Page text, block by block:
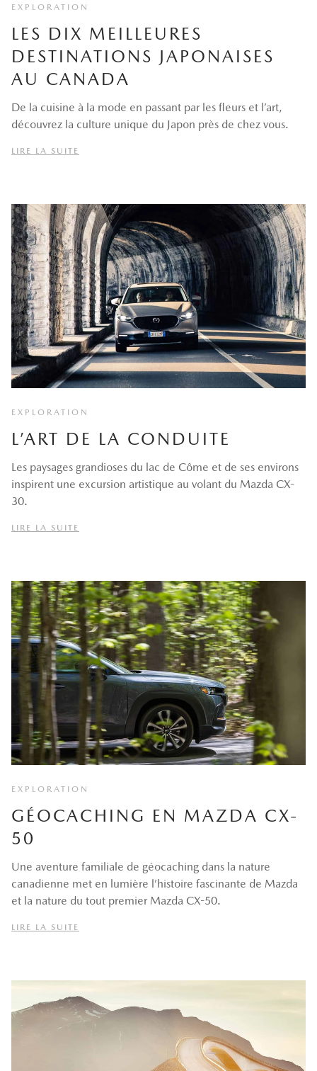
EXPLORATION
LES DIX MEILLEURES
DESTINATIONS JAPONAISES
AU CANADA
De la cuisine à la mode en passant par les fleurs et l’art,
découvrez la culture unique du Japon près de chez vous.
LIRE LA SUITE
EXPLORATION
L’ART DE LA CONDUITE
Les paysages grandioses du lac de Côme et de ses environs
inspirent une excursion artistique au volant du Mazda CX-
30.
LIRE LA SUITE
EXPLORATION
GÉOCACHING EN MAZDA CX-
50
Une aventure familiale de géocaching dans la nature
canadienne met en lumière l’histoire fascinante de Mazda
et la nature du tout premier Mazda CX-50.
LIRE LA SUITE